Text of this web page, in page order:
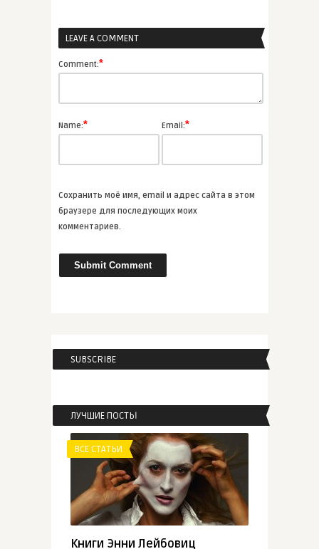
admin
Сорокина
admin
Бен Макинтайр «Операция
“Фарш ...
admin
Чарльз Диккенс
ВСЕ СТАТЬИ
Марко Вовчок «Три долі»
LEAVE A COMMENT
Comment:*
Name:* Email:*
Сохранить моё имя, email и адрес сайта в этом
браузере для последующих моих
комментариев.
SUBSCRIBE
ЛУЧШИЕ ПОСТЫ
ВСЕ СТАТЬИ
Книги Энни Лейбовиц